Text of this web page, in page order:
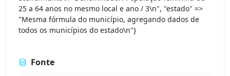
25 a 64 anos no mesmo local e ano / 3\n", "estado" =>
"Mesma fórmula do município, agregando dados de
todos os municípios do estado\n"}
Fonte